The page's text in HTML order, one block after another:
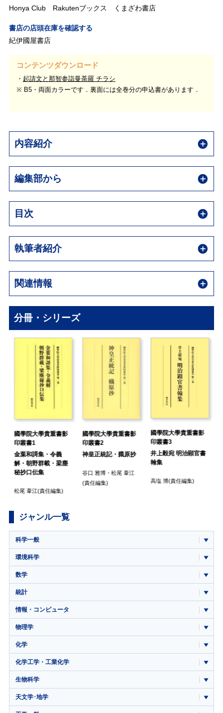
Honya Club
Rakutenブックス くまざわ書店
書店の店頭在庫を確認する
紀伊國屋書店
コンテンツダウンロード
起請文と那智参詣曼荼羅 チラシ
※ B5・両面カラーです．裏面には全巻分の申込書があります．
内容紹介
編集部から
目次
執筆者紹介
関連情報
分冊・シリーズ
國學院大學貴重書影
印叢書1
金葉和謌集・令義
解・朝野群載・梁塵
秘抄口伝集
松尾 葦江(責任編集)
國學院大學貴重書影
印叢書2
神皇正統記・軄原抄
谷口 雅博 ・松尾 葦江
(責任編集)
國學院大學貴重書影
印叢書3
井上毅宛 明治顕官書
翰集
高塩 博(責任編集)
ジャンル一覧
科学一般
環境科学
数学
統計
情報・コンピュータ
物理学
化学
化学工学・工業化学
生物科学
天文学･地学